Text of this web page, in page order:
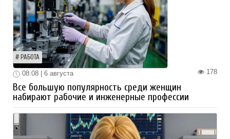
РАБОТА
178
08:08 | 6 августа
Все большую популярность среди женщин
набирают рабочие и инженерные профессии